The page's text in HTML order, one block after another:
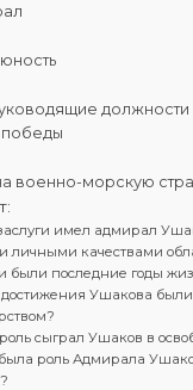
должности
военно-морскую
имел адмирал
личными качествами
были последние годы
Ушакова
сыграл Ушаков в
роль Адмирала